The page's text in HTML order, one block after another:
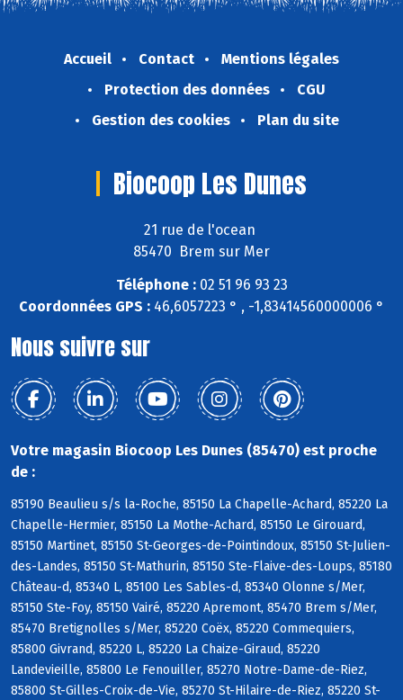
Accueil Contact
Mentions légales
Protection des données
CGU
Gestion des cookies
Plan du site
Biocoop Les Dunes
21 rue de l'ocean
85470 Brem sur Mer
Téléphone :02 51 96 93 23
Coordonnées GPS : 46,6057223 ° , -1,83414560000006 °
Nous suivre sur
Votre magasin Biocoop Les Dunes (85470) est proche
de :
85190 Beaulieu s/s la-Roche, 85150 La Chapelle-Achard, 85220 La
Chapelle-Hermier, 85150 La Mothe-Achard, 85150 Le Girouard,
85150 Martinet, 85150 St-Georges-de-Pointindoux, 85150 St-Julien-
des-Landes, 85150 St-Mathurin, 85150 Ste-Flaive-des-Loups, 85180
Château-d, 85340 L, 85100 Les Sables-d, 85340 Olonne s/Mer,
85150 Ste-Foy, 85150 Vairé, 85220 Apremont, 85470 Brem s/Mer,
85470 Bretignolles s/Mer, 85220 Coëx, 85220 Commequiers,
85800 Givrand, 85220 L, 85220 La Chaize-Giraud, 85220
Landevieille, 85800 Le Fenouiller, 85270 Notre-Dame-de-Riez,
85800 St-Gilles-Croix-de-Vie, 85270 St-Hilaire-de-Riez, 85220 St-